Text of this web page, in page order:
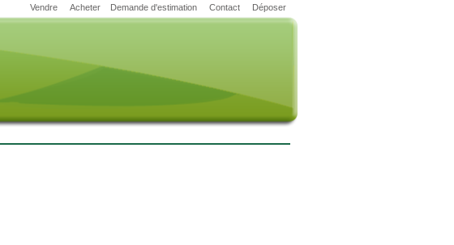
Vendre Acheter Demande d'estimation Contact Déposer